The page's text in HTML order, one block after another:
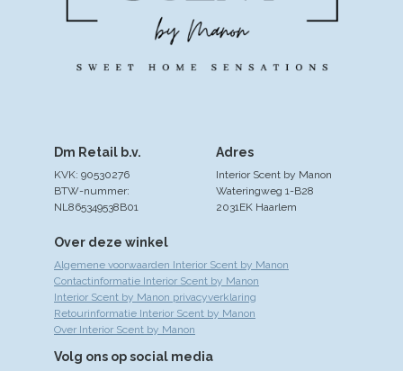
Over deze winkel
Algemene voorwaarden Interior Scent by Manon
Contactinformatie Interior Scent by Manon
Interior Scent by Manon privacyverklaring
Retourinformatie Interior Scent by Manon
Over Interior Scent by Manon
Volg ons op social media
Adres
Interior Scent by Manon
Wateringweg 1-B28
2031EK Haarlem
Dm Retail b.v.
KVK: 90530276
BTW-nummer:
NL865349538B01